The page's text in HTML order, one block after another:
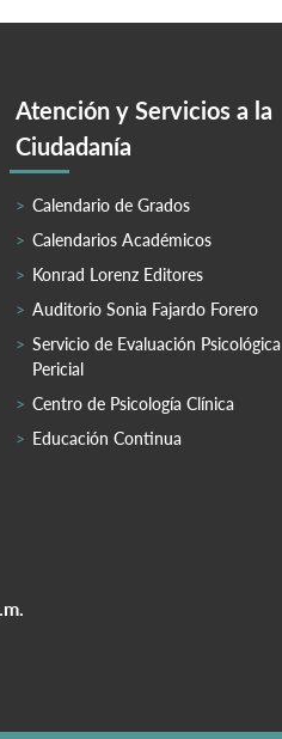
Atención y Servicios a la
Ciudadanía
Calendario de Grados
Calendarios Académicos
Konrad Lorenz Editores
Auditorio Sonia Fajardo Forero
Servicio de Evaluación Psicológica
Pericial
Centro de Psicología Clínica
Educación Continua